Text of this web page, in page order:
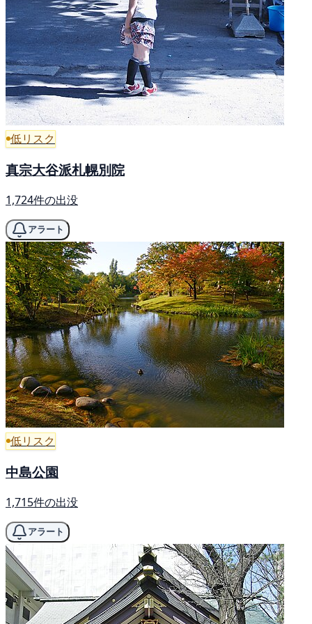
低リスク
真宗大谷派札幌別院
1,724件の出没
アラート
低リスク
中島公園
1,715件の出没
アラート